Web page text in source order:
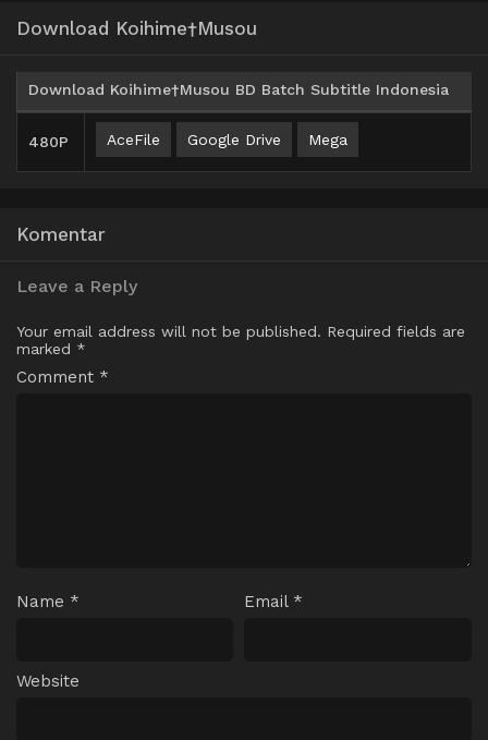
Download Koihime†Musou
Download Koihime†Musou BD Batch Subtitle Indonesia
480P AceFile Google Drive Mega
Komentar
Leave a Reply
Your email address will not be published. Required fields are
marked *
Comment *
Name * Email *
Website